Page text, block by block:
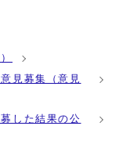
見募集（意見
した結果の公